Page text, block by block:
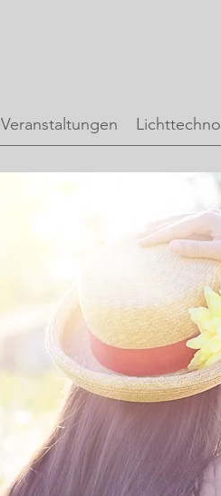
Veranstaltungen